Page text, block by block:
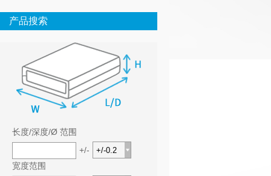
产品搜索
长度/深度/Ø 范围
+/-
宽度范围